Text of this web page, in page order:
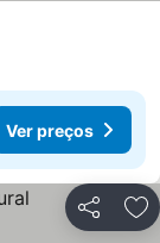
Ver preços
Partilhar